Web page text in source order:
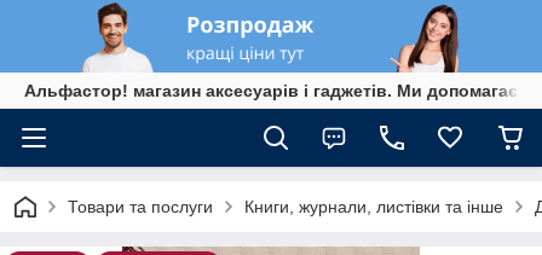
Альфастор! магазин аксесуарів і гаджетів. Ми
Товари та послуги Книги, журнали, листівки та інше